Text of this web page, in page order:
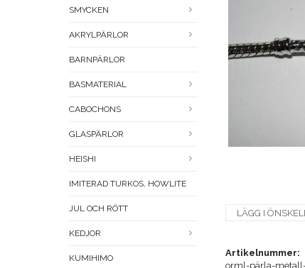
SMYCKEN
AKRYLPÄRLOR
BARNPÄRLOR
BASMATERIAL
CABOCHONS
GLASPÄRLOR
HEISHI
IMITERAD TURKOS, HOWLITE
JUL OCH RÖTT
KEDJOR
KUMIHIMO
LÄGG I
Artikelnummer:
orml-pärla-